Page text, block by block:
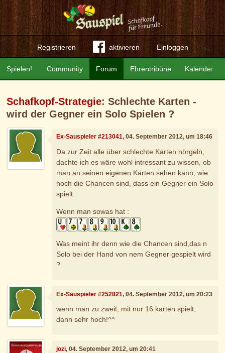
Registrieren aktivieren Einloggen
Community Forum Ehrentribüne Kalender
Spielen!
Schafkopf-Strategie: Schlechte Karten -
wird der Gegner ein Solo Spielen ?
Ex-Sauspieler #213041, 04. September 2012, um 18:46
Da zur Zeit alle über schlechte Karten nörgeln,
dachte ich es wäre wohl intressant zu wissen, ob
man an seinen eigenen Karten sehen kann, wie
hoch die Chancen sind, dass ein Gegner ein Solo
spielt.
Wenn man sowas hat :
Was meint ihr denn wie die Chancen sind,das n
Solo bei der Hand von nem Gegner gespielt wird
?
Ex-Sauspieler #252821, 04. September 2012, um 20:23
wenn man zu zweit, mit nur 16 karten spielt,
dann sehr hoch!^^
jozi, 04. September 2012, um 20:41